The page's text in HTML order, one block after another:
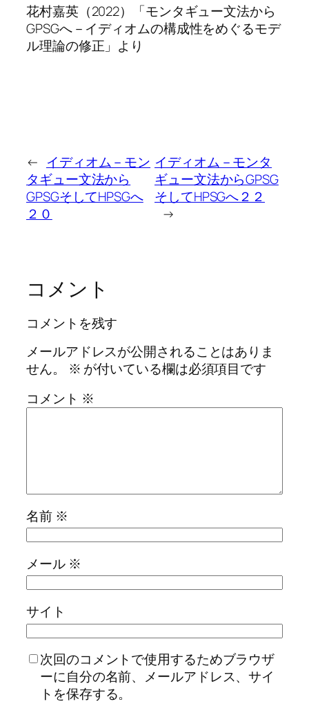
花村嘉英（2022）「モンタギュー文法から
GPSGへ－イディオムの構成性をめぐるモデ
ル理論の修正」より
← イディオム－モン
タギュー文法から
GPSGそしてHPSGへ
２０
イディオム－モンタ
ギュー文法からGPSG
そしてHPSGへ２２
→
コメント
コメントを残す
メールアドレスが公開されることはありま
せん。
※ が付いている欄は必須項目です
コメント ※
名前 ※
メール ※
サイト
次回のコメントで使用するためブラウザ
ーに自分の名前、メールアドレス、サイ
トを保存する。